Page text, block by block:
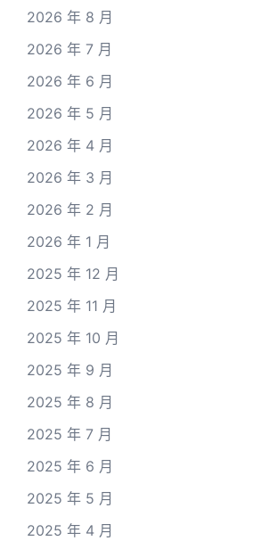
2026 年 8 月
2026 年 7 月
2026 年 6 月
2026 年 5 月
2026 年 4 月
2026 年 3 月
2026 年 2 月
2026 年 1 月
2025 年 12 月
2025 年 11 月
2025 年 10 月
2025 年 9 月
2025 年 8 月
2025 年 7 月
2025 年 6 月
2025 年 5 月
2025 年 4 月